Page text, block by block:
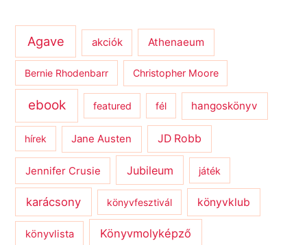
Agave akciók Athenaeum
Bernie Rhodenbarr Christopher Moore
ebook featured fél hangoskönyv
hírek Jane Austen JD Robb
Jennifer Crusie Jubileum játék
karácsony könyvfesztivál könyvklub
könyvlista Könyvmolyképző